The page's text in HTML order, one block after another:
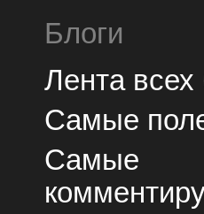
Блоги
Лента всех
Самые
Самые